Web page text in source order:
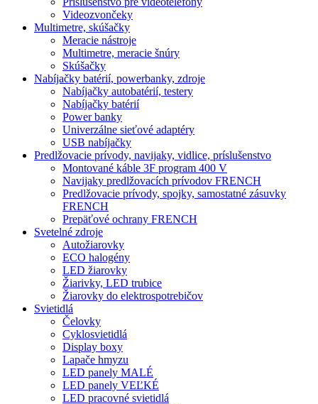
Videozvončeky
Multimetre, skúšačky
Meracie nástroje
Multimetre, meracie šnúry
Skúšačky
Nabíjačky batérií, powerbanky, zdroje
Nabíjačky autobatérií, testery
Nabíjačky batérií
Power banky
Univerzálne sieťové adaptéry
USB nabíjačky
Predlžovacie prívody, navijaky, vidlice, príslušenstvo
Montované káble 3F program 400 V
Navijaky predlžovacích prívodov FRENCH
Predlžovacie prívody, spojky, samostatné zásuvky
FRENCH
Prepäťové ochrany FRENCH
Svetelné zdroje
Autožiarovky
ECO halogény
LED žiarovky
Žiarivky, LED trubice
Žiarovky do elektrospotrebičov
Svietidlá
Čelovky
Cyklosvietidlá
Display boxy
Lapače hmyzu
LED panely MALÉ
LED panely VEĽKÉ
LED pracovné svietidlá